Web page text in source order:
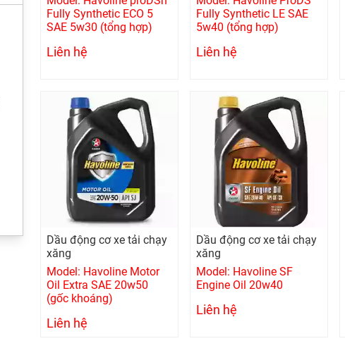
Fully Synthetic ECO 5
SAE 5w30 (tổng hợp)
Liên hệ
Fully Synthetic LE SAE
5w40 (tổng hợp)
Liên hệ
Dầu động cơ xe tải chạy
xăng
Model: Havoline Motor
Oil Extra SAE 20w50
(gốc khoáng)
Liên hệ
Dầu động cơ xe tải chạy
xăng
Model: Havoline SF
Engine Oil 20w40
Liên hệ